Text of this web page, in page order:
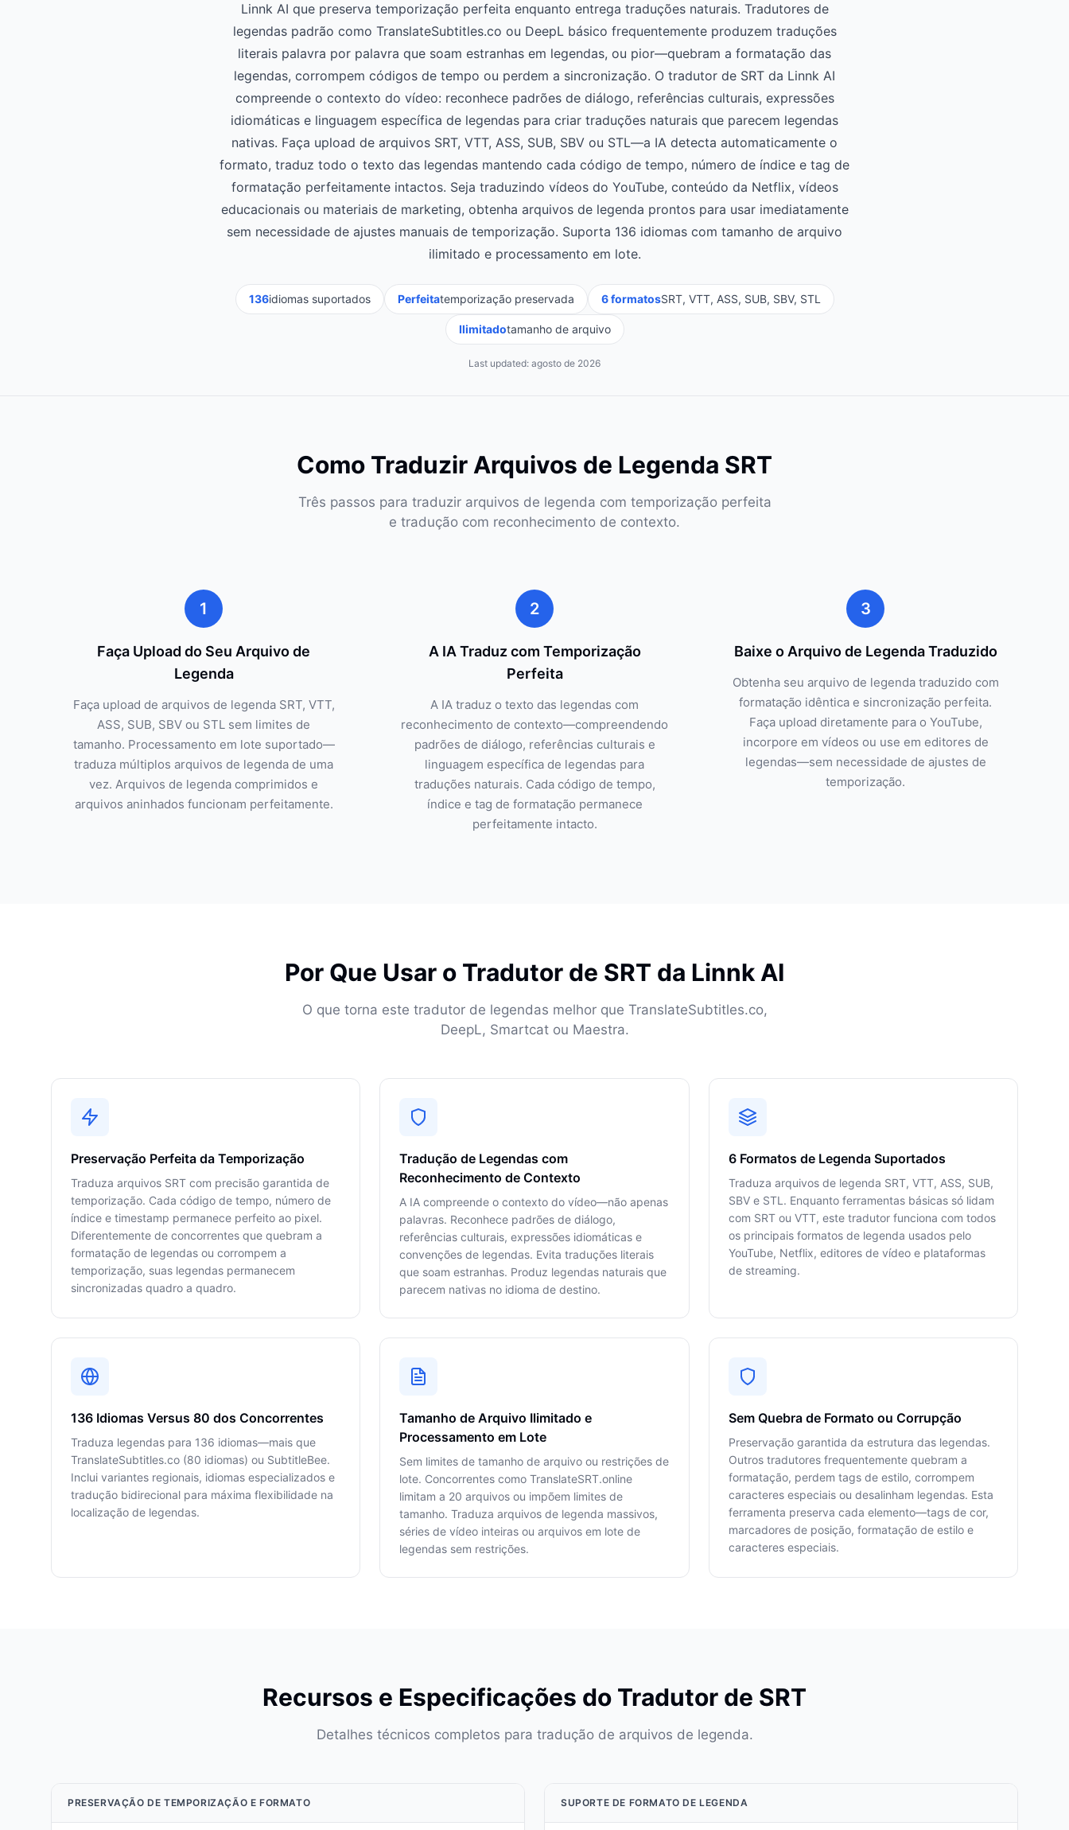
Linnk AI que preserva temporização perfeita enquanto entrega traduções naturais. Tradutores de
legendas padrão como TranslateSubtitles.co ou DeepL básico frequentemente produzem traduções
literais palavra por palavra que soam estranhas em legendas, ou pior—quebram a formatação das
legendas, corrompem códigos de tempo ou perdem a sincronização. O tradutor de SRT da Linnk AI
compreende o contexto do vídeo: reconhece padrões de diálogo, referências culturais, expressões
idiomáticas e linguagem específica de legendas para criar traduções naturais que parecem legendas
nativas. Faça upload de arquivos SRT, VTT, ASS, SUB, SBV ou STL—a IA detecta automaticamente o
formato, traduz todo o texto das legendas mantendo cada código de tempo, número de índice e tag de
formatação perfeitamente intactos. Seja traduzindo vídeos do YouTube, conteúdo da Netflix, vídeos
educacionais ou materiais de marketing, obtenha arquivos de legenda prontos para usar imediatamente
sem necessidade de ajustes manuais de temporização. Suporta 136 idiomas com tamanho de arquivo
ilimitado e processamento em lote.
136idiomas suportados Perfeitatemporização preservada 6 formatosSRT, VTT, ASS, SUB, SBV, STL
Ilimitadotamanho de arquivo
Last updated: agosto de 2026
Como Traduzir Arquivos de Legenda SRT
Três passos para traduzir arquivos de legenda com temporização perfeita
e tradução com reconhecimento de contexto.
1
Faça Upload do Seu Arquivo de
Legenda
Faça upload de arquivos de legenda SRT, VTT,
ASS, SUB, SBV ou STL sem limites de
tamanho. Processamento em lote suportado—
traduza múltiplos arquivos de legenda de uma
vez. Arquivos de legenda comprimidos e
arquivos aninhados funcionam perfeitamente.
2
A IA Traduz com Temporização
Perfeita
A IA traduz o texto das legendas com
reconhecimento de contexto—compreendendo
padrões de diálogo, referências culturais e
linguagem específica de legendas para
traduções naturais. Cada código de tempo,
índice e tag de formatação permanece
perfeitamente intacto.
3
Baixe o Arquivo de Legenda Traduzido
Obtenha seu arquivo de legenda traduzido com
formatação idêntica e sincronização perfeita.
Faça upload diretamente para o YouTube,
incorpore em vídeos ou use em editores de
legendas—sem necessidade de ajustes de
temporização.
Por Que Usar o Tradutor de SRT da Linnk AI
O que torna este tradutor de legendas melhor que TranslateSubtitles.co,
DeepL, Smartcat ou Maestra.
Preservação Perfeita da Temporização
Traduza arquivos SRT com precisão garantida de
temporização. Cada código de tempo, número de
índice e timestamp permanece perfeito ao pixel.
Diferentemente de concorrentes que quebram a
formatação de legendas ou corrompem a
temporização, suas legendas permanecem
sincronizadas quadro a quadro.
Tradução de Legendas com
Reconhecimento de Contexto
A IA compreende o contexto do vídeo—não apenas
palavras. Reconhece padrões de diálogo,
referências culturais, expressões idiomáticas e
convenções de legendas. Evita traduções literais
que soam estranhas. Produz legendas naturais que
parecem nativas no idioma de destino.
6 Formatos de Legenda Suportados
Traduza arquivos de legenda SRT, VTT, ASS, SUB,
SBV e STL. Enquanto ferramentas básicas só lidam
com SRT ou VTT, este tradutor funciona com todos
os principais formatos de legenda usados pelo
YouTube, Netflix, editores de vídeo e plataformas
de streaming.
136 Idiomas Versus 80 dos Concorrentes
Traduza legendas para 136 idiomas—mais que
TranslateSubtitles.co (80 idiomas) ou SubtitleBee.
Inclui variantes regionais, idiomas especializados e
tradução bidirecional para máxima flexibilidade na
localização de legendas.
Tamanho de Arquivo Ilimitado e
Processamento em Lote
Sem limites de tamanho de arquivo ou restrições de
lote. Concorrentes como TranslateSRT.online
limitam a 20 arquivos ou impõem limites de
tamanho. Traduza arquivos de legenda massivos,
séries de vídeo inteiras ou arquivos em lote de
legendas sem restrições.
Sem Quebra de Formato ou Corrupção
Preservação garantida da estrutura das legendas.
Outros tradutores frequentemente quebram a
formatação, perdem tags de estilo, corrompem
caracteres especiais ou desalinham legendas. Esta
ferramenta preserva cada elemento—tags de cor,
marcadores de posição, formatação de estilo e
caracteres especiais.
Recursos e Especificações do Tradutor de SRT
Detalhes técnicos completos para tradução de arquivos de legenda.
PRESERVAÇÃO DE TEMPORIZAÇÃO E FORMATO SUPORTE DE FORMATO DE LEGENDA